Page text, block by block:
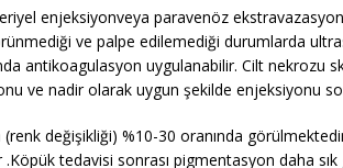
enjeksiyonveya paravenöz
ve palpe edilemediği durumlarda
antikoagulasyon uygulanabilir. Cilt nekrozu
ve nadir olarak uygun şekilde enjeksiyonu
değişikliği) %10-30 oranında
tedavisi sonrası pigmentasyon daha